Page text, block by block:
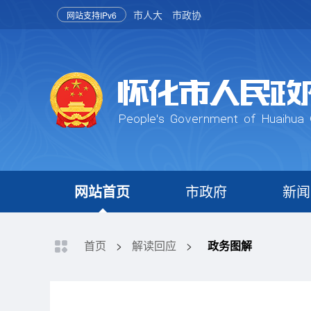
网站支持IPv6 市人大 市政协
网站首页 市政府 新
首页 > 解读回应 > 政务图解